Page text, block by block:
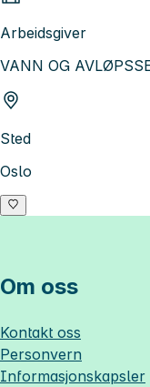
Arbeidsgiver
VANN OG
Sted
Oslo
Om oss
Kontakt oss
Personvern
Informasjonskapsler